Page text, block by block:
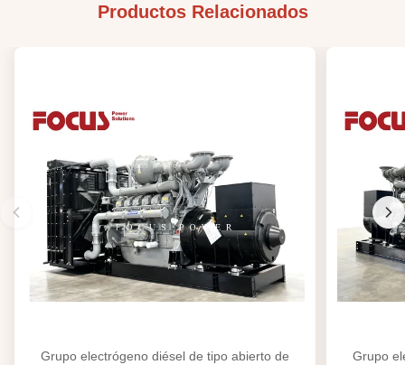
Productos Relacionados
Grupo electrógeno diésel de tipo abierto de
Grupo